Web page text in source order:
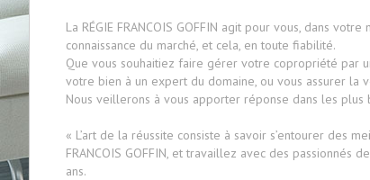
La RÉGIE FRANCOIS GOFFIN agit pour vous, dans
connaissance du marché, et cela, en toute fiabilité.
Que vous souhaitiez faire gérer votre copropriété par
votre bien à un expert du domaine, ou vous assurer la
Nous veillerons à vous apporter réponse dans les plus
« L’art de la réussite consiste à savoir s’entourer des
FRANCOIS GOFFIN, et travaillez avec des
ans.